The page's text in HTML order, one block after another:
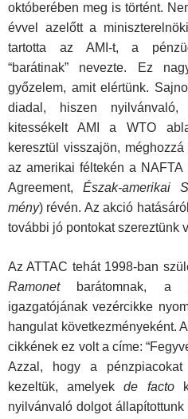
októberében meg is történt.
évvel azelőtt a
tartotta az AMI-t, a
“barátinak” nevezte. Ez
győzelem, amit elértünk.
diadal, hiszen
kitessékelt AMI a WTO
keresztül visszajön,
az amerikai féltekén a NAFTA
Agreement, Észak-amerikai
mény) révén. Az akció
további jó pontokat szereztünk
Az ATTAC tehát 1998-ban
Ramonetbarátomnak, a
igazgatójának vezércikke
hangulat következményeként.
cikkének ez volt a címe:
Azzal, hogy a
kezeltük, amelyekde facto
nyilvánvaló dolgot